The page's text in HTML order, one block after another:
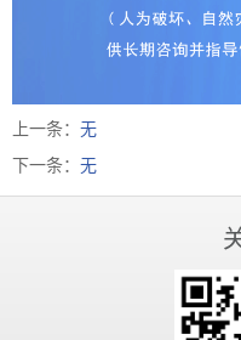
上一条： 无
下一条： 无